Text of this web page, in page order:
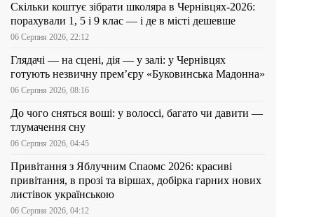
Скільки коштує зібрати школяра в Чернівцях-2026:
порахували 1, 5 і 9 клас — і де в місті дешевше
06 Серпня 2026, 22:12
Глядачі — на сцені, дія — у залі: у Чернівцях
готують незвичну прем’єру «Буковинська Мадонна»
06 Серпня 2026, 08:16
До чого сняться воші: у волоссі, багато чи давити —
тлумачення сну
06 Серпня 2026, 04:45
Привітання з Яблучним Спаомс 2026: красиві
привітання, в прозі та віршах, добірка гарних нових
листівок українською
06 Серпня 2026, 04:12